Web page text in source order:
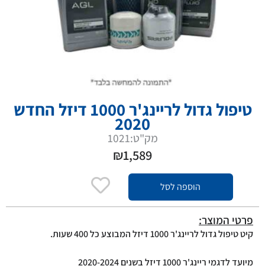
טיפול גדול לריינג'ר 1000 דיזל החדש
2020
מק"ט:1021
₪1,589
הוספה לסל
פרטי המוצר:
קיט טיפול גדול לריינג'ר 1000 דיזל המבוצע כל 400 שעות.
מיועד לדגמי ריינג'ר 1000 דיזל בשנים 2020-2024